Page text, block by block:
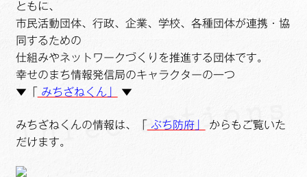
ともに、
市民活動団体、行政、企業、学校、各種団体が連携・協
同するための
仕組みやネットワークづくりを推進する団体です。
幸せのまち情報発信局のキャラクターの一つ
▼「
みちざねくん」 ▼
みちざねくんの情報は、「 ぶち防府」
からもご覧いた
だけます。